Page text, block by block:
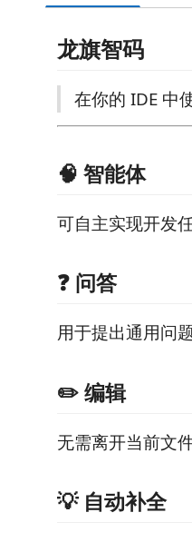
龙旗智码
在你的 IDE 中
🧠 智能体
可自主实现开发
❓ 问答
用于提出通用问
✏️ 编辑
无需离开当前文
💡 自动补全